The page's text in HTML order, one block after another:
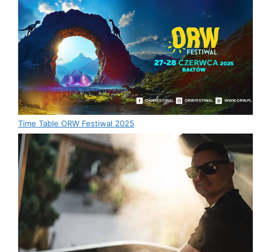
Time Table ORW Festiwal 2025